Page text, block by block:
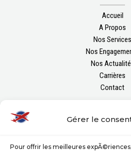
Gérer le
Pour offrir les meilleures
Accueil
A Propos
Nos Services
Nos
Nos
Carrières
Contact
FOLLOW